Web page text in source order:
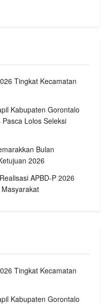
Tingkat Kecamatan
Kabupaten Gorontalo
Lolos Seleksi
Bulan
2026
APBD-P 2026
Tingkat Kecamatan
Kabupaten Gorontalo